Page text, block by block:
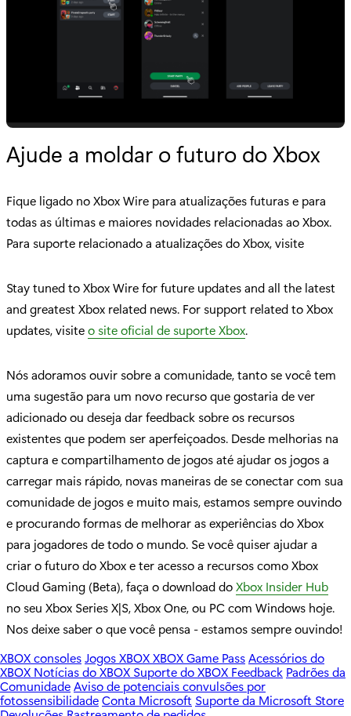
Ajude a moldar o futuro do Xbox
Fique ligado no Xbox Wire para atualizações futuras e para
todas as últimas e maiores novidades relacionadas ao Xbox.
Para suporte relacionado a atualizações do Xbox, visite
Stay tuned to Xbox Wire for future updates and all the latest
and greatest Xbox related news. For support related to Xbox
updates, visiteo site oficial de suporte Xbox.
Nós adoramos ouvir sobre a comunidade, tanto se você tem
uma sugestão para um novo recurso que gostaria de ver
adicionado ou deseja dar feedback sobre os recursos
existentes que podem ser aperfeiçoados. Desde melhorias na
captura e compartilhamento de jogos até ajudar os jogos a
carregar mais rápido, novas maneiras de se conectar com sua
comunidade de jogos e muito mais, estamos sempre ouvindo
e procurando formas de melhorar as experiências do Xbox
para jogadores de todo o mundo. Se você quiser ajudar a
criar o futuro do Xbox e ter acesso a recursos como Xbox
Cloud Gaming (Beta), faça o download doXbox Insider Hub
no seu Xbox Series X|S, Xbox One, ou PC com Windows hoje.
Nos deixe saber o que você pensa - estamos sempre ouvindo!
XBOX consolesJogos XBOXXBOX Game PassAcessórios do
XBOX Notícias do XBOX Suporte do XBOX Feedback Padrões da
ComunidadeAviso de potenciais convulsões por
fotossensibilidadeConta Microsoft Suporte da Microsoft Store